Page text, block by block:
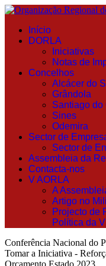
Início
DORLA
Iniciativas
Notas de
Concelhos
Alcácer do
Grândola
Santiago do
Sines
Odemira
Sector de
Sector de
Assembleia da
Contacta-nos
V AORLA
A
Artigo no
Projecto de
Política da
Conferência Nacional do
Tomar a Iniciativa -
Orçamento Estado 2023